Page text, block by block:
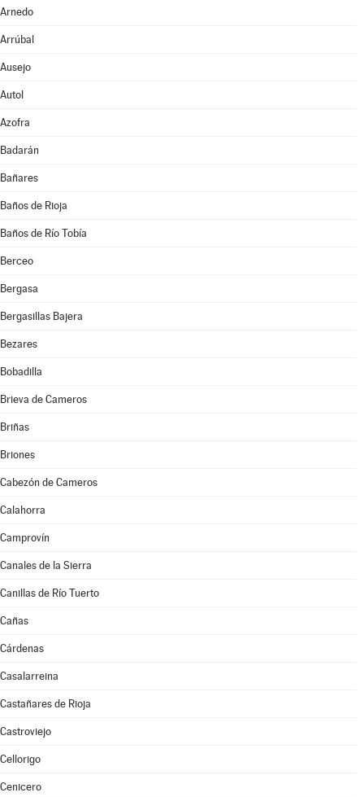
Arnedo
Arrúbal
Ausejo
Autol
Azofra
Badarán
Bañares
Baños de Rioja
Baños de Río Tobía
Berceo
Bergasa
Bergasillas Bajera
Bezares
Bobadilla
Brieva de Cameros
Briñas
Briones
Cabezón de Cameros
Calahorra
Camprovín
Canales de la Sierra
Canillas de Río Tuerto
Cañas
Cárdenas
Casalarreina
Castañares de Rioja
Castroviejo
Cellorigo
Cenicero